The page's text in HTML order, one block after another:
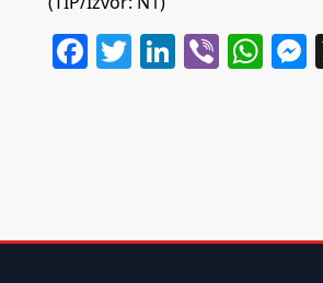
Facebook
Twitter
LinkedIn
Viber